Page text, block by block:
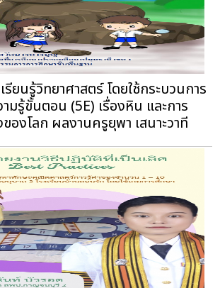
ยนรู้วิทยาศาสตร์ โดยใช้กระบวนการ
ามรู้ขั้นตอน (5E) เรื่องหิน และการ
องโลก ผลงานครูยุพา เสนาะวาที